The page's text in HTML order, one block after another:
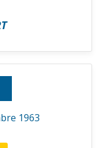
1963